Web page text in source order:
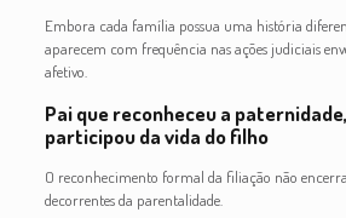
Embora cada família possua uma história
aparecem com frequência nas ações judiciais
afetivo.
Pai que reconheceu a
participou da vida do filho
O reconhecimento formal da filiação não
decorrentes da parentalidade.